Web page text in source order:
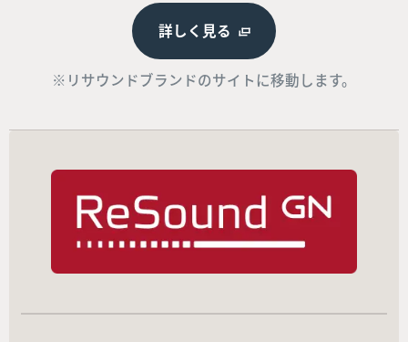
詳しく見る
※リサウンドブランドのサイトに移動します。